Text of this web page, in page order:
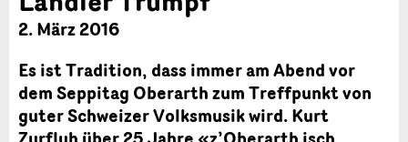
2. März 2016
Es ist Tradition, dass immer am Abend vor
dem Seppitag Oberarth zum Treffpunkt von
guter Schweizer Volksmusik wird. Kurt